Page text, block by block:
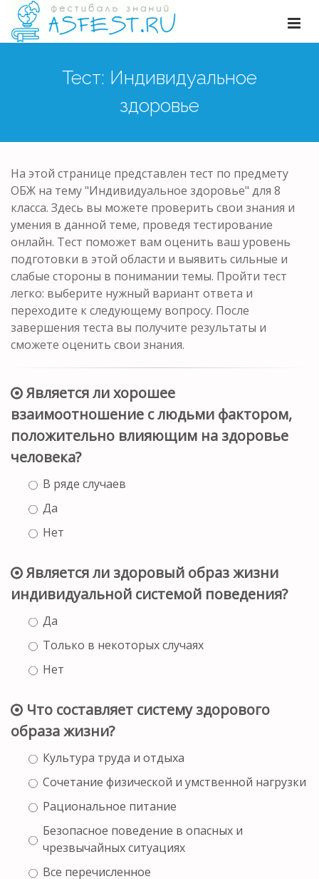
Тест: Индивидуальное
здоровье
На этой странице представлен тест по предмету
ОБЖ на тему "Индивидуальное здоровье" для 8
класса. Здесь вы можете проверить свои знания и
умения в данной теме, проведя тестирование
онлайн. Тест поможет вам оценить ваш уровень
подготовки в этой области и выявить сильные и
слабые стороны в понимании темы. Пройти тест
легко: выберите нужный вариант ответа и
переходите к следующему вопросу. После
завершения теста вы получите результаты и
сможете оценить свои знания.
Является ли хорошее
взаимоотношение с людьми фактором,
положительно влияющим на здоровье
человека?
В ряде случаев
Да
Нет
Является ли здоровый образ жизни
индивидуальной системой поведения?
Да
Только в некоторых случаях
Нет
Что составляет систему здорового
образа жизни?
Культура труда и отдыха
Сочетание физической и умственной нагрузки
Рациональное питание
Безопасное поведение в опасных и
чрезвычайных ситуациях
Все перечисленное